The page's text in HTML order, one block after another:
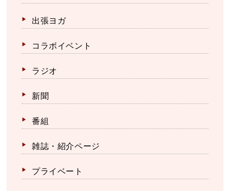
出張ヨガ
コラボイベント
ラジオ
新聞
番組
雑誌・紹介ページ
プライベート